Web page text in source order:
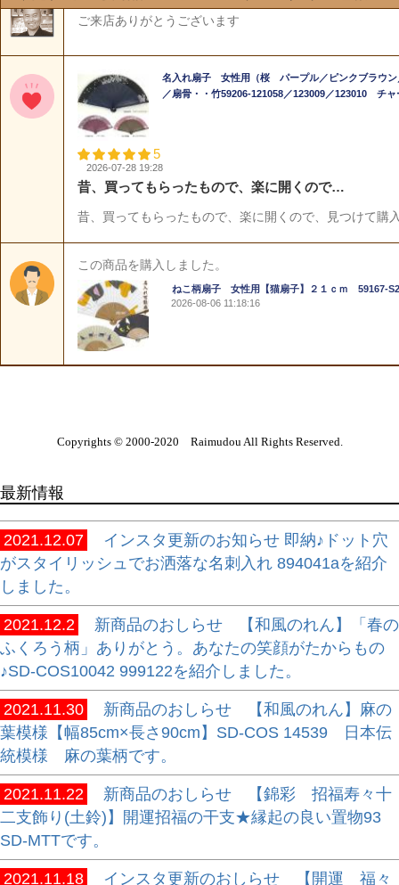
Copyrights © 2000-2020 Raimudou All Rights Reserved.
最新情報
2021.12.07
インスタ更新のお知らせ 即納♪ドット穴
がスタイリッシュでお洒落な名刺入れ 894041aを紹介
しました。
2021.12.2
新商品のおしらせ 【和風のれん】「春の
ふくろう柄」ありがとう。あなたの笑顔がたからもの
♪SD-COS10042 999122を紹介しました。
2021.11.30
新商品のおしらせ 【和風のれん】麻の
葉模様【幅85cm×長さ90cm】SD-COS 14539 日本伝
統模様 麻の葉柄です。
2021.11.22
新商品のおしらせ 【錦彩 招福寿々十
二支飾り(土鈴)】開運招福の干支★縁起の良い置物93
SD-MTTです。
2021.11.18 インスタ更新のおしらせ 【開運 福々